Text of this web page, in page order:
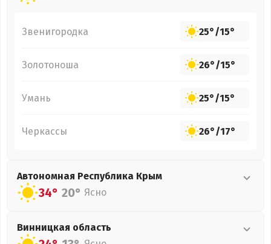
Звенигородка 25°/15°
Золотоноша 26°/15°
Умань 25°/15°
Черкассы 26°/17°
Автономная Республика Крым
34° 20° Ясно
Винницкая область